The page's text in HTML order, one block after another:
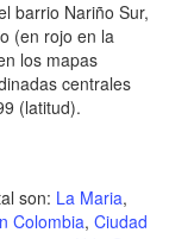
barrio Nariño Sur,
(en rojo en la
los mapas
centrales
(latitud).
son: La Maria,
Colombia, Ciudad